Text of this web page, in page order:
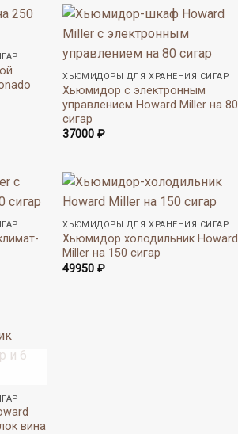
ХЬЮМИДОРЫ ДЛЯ ХРАНЕНИЯ СИГАР
Хьюмидор с электронным
управлением Howard Miller на 80
сигар
37000₽
ХЬЮМИДОРЫ ДЛЯ ХРАНЕНИЯ СИГАР
Хьюмидор холодильник Howard
Miller на 150 сигар
49950₽
вина